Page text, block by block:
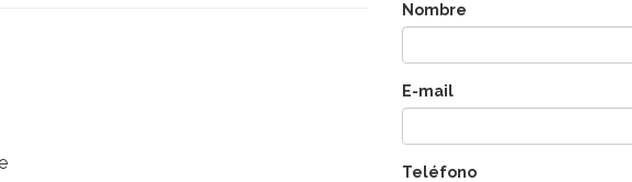
Nombre
E-mail
Teléfono